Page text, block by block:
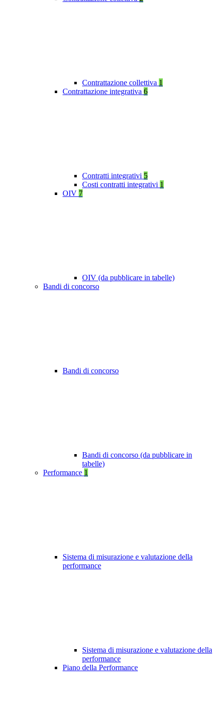
Contrattazione collettiva 1
Contrattazione integrativa 6
Contratti integrativi 5
Costi contratti integrativi 1
OIV 7
OIV (da pubblicare in tabelle)
Bandi di concorso
Bandi di concorso
Bandi di concorso (da pubblicare in
tabelle)
Performance 1
Sistema di misurazione e valutazione della
performance
Sistema di misurazione e valutazione della
performance
Piano della Performance